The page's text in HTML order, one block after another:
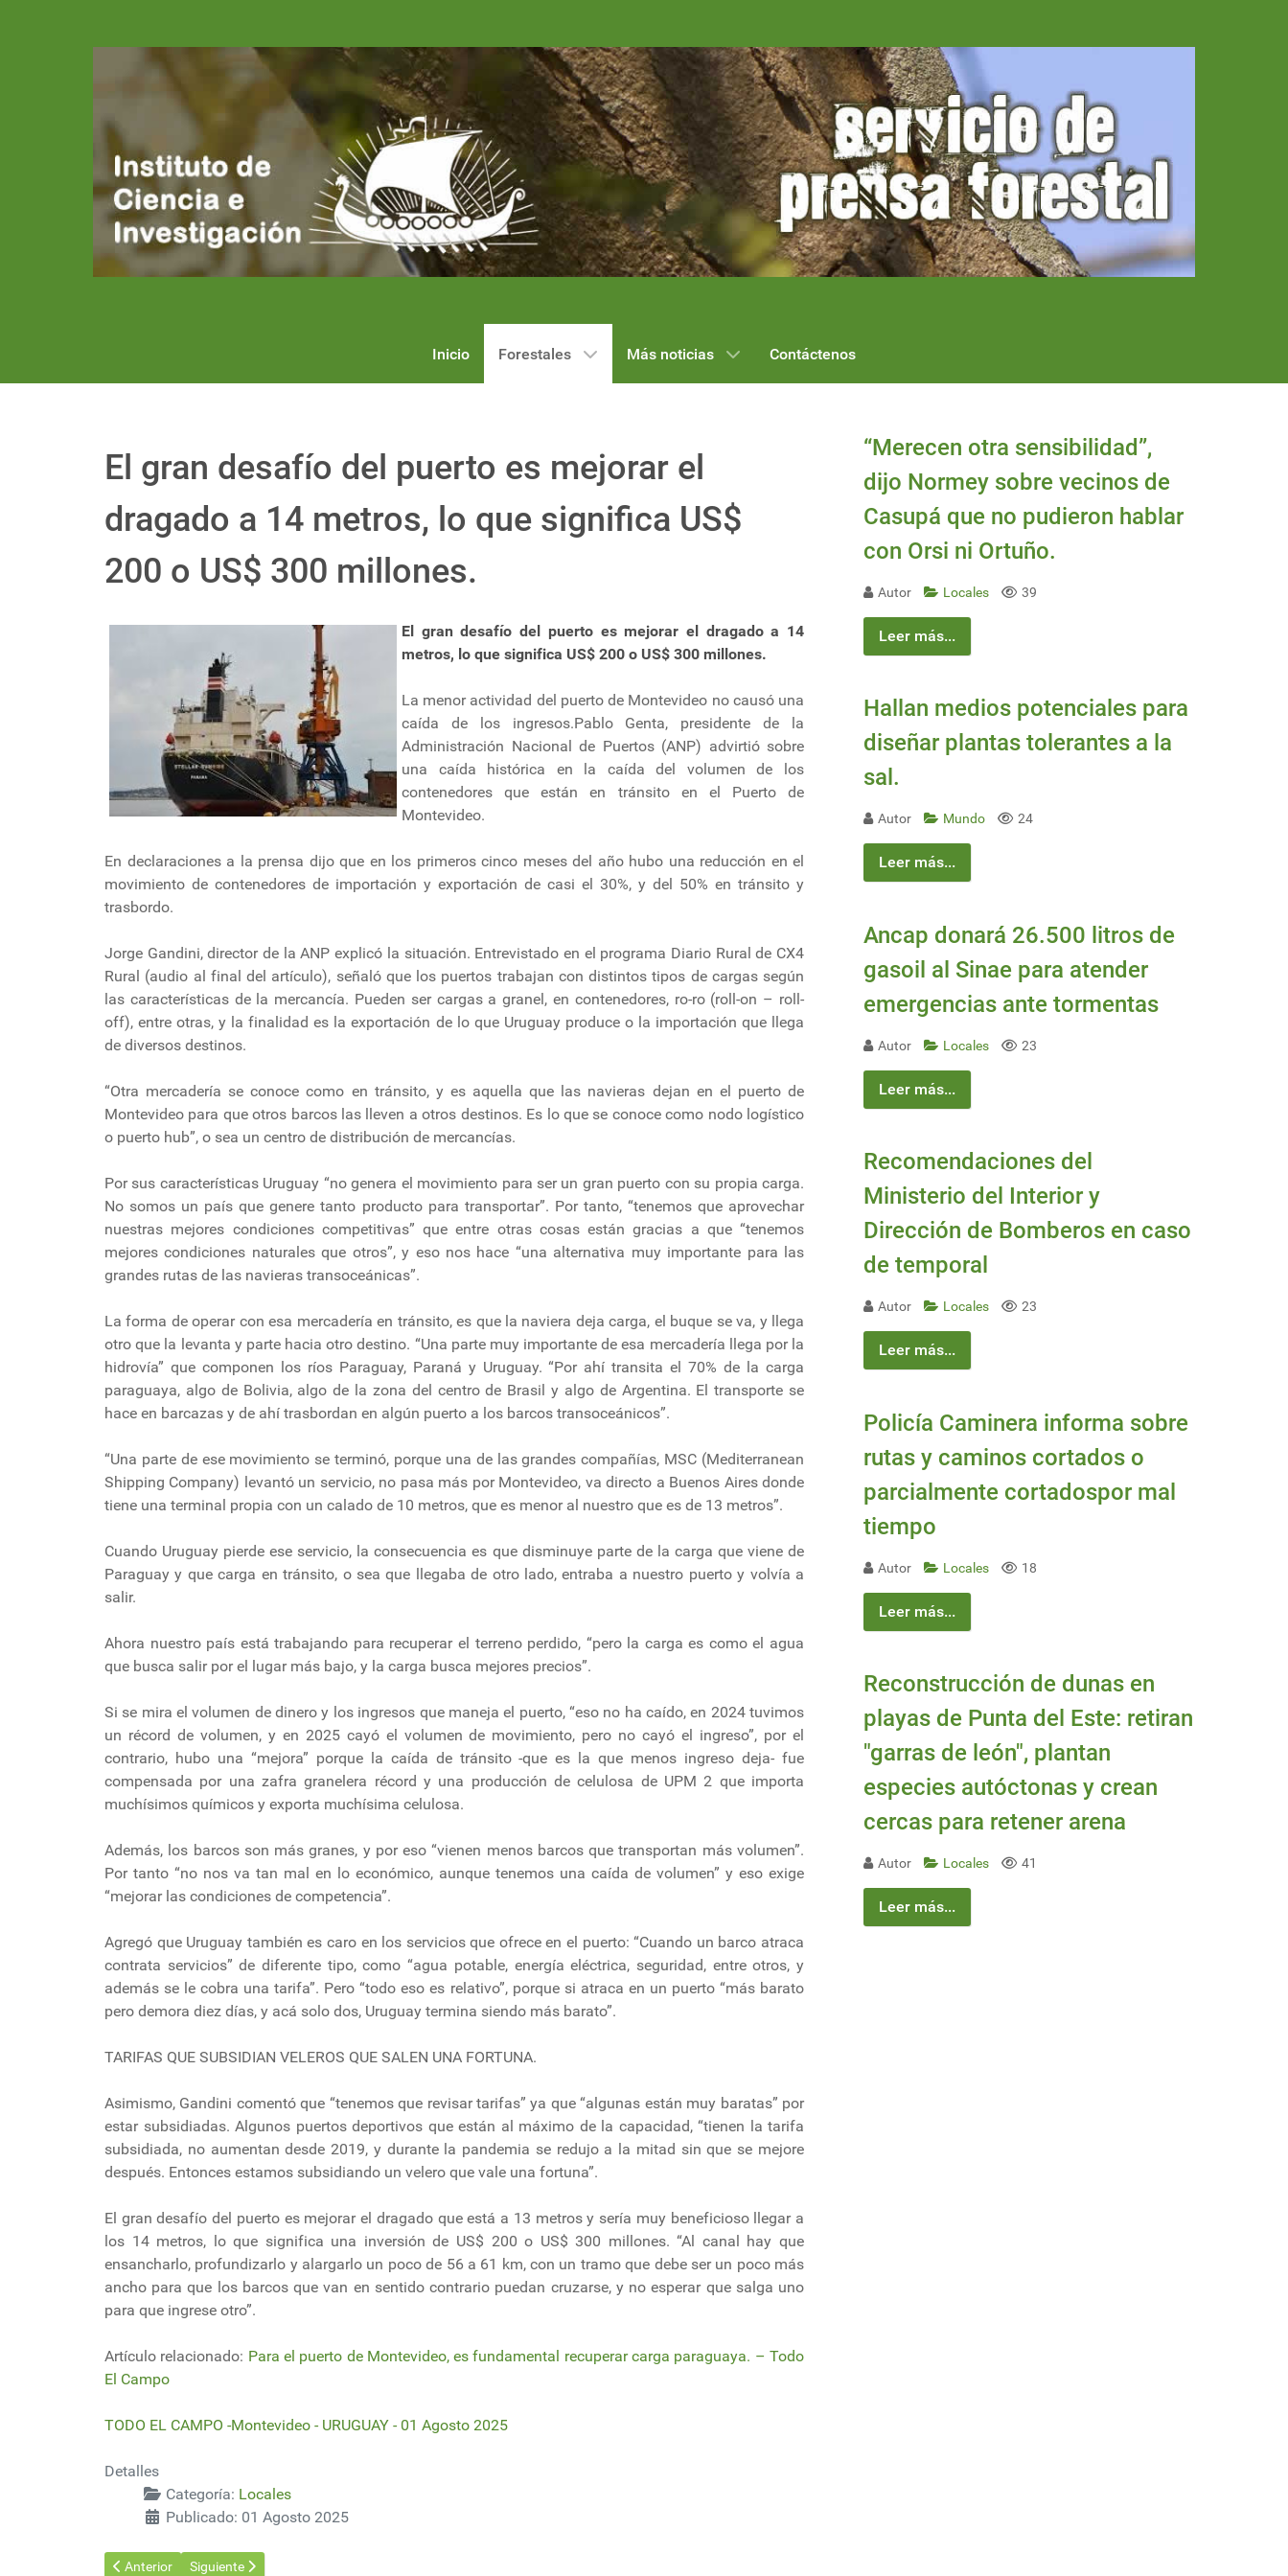
Inicio Forestales Más noticias Contáctenos
El gran desafío del puerto es mejorar el
dragado a 14 metros, lo que significa US$
200 o US$ 300 millones.
El gran desafío del puerto es mejorar el dragado a 14
metros, lo que significa US$ 200 o US$ 300 millones.
La menor actividad del puerto de Montevideo no causó una
caída de los ingresos.Pablo Genta, presidente de la
Administración Nacional de Puertos (ANP) advirtió sobre
una caída histórica en la caída del volumen de los
contenedores que están en tránsito en el Puerto de
Montevideo.
En declaraciones a la prensa dijo que en los primeros cinco meses del año hubo una reducción en el
movimiento de contenedores de importación y exportación de casi el 30%, y del 50% en tránsito y
trasbordo.
Jorge Gandini, director de la ANP explicó la situación. Entrevistado en el programa Diario Rural de CX4
Rural (audio al final del artículo), señaló que los puertos trabajan con distintos tipos de cargas según
las características de la mercancía. Pueden ser cargas a granel, en contenedores, ro-ro (roll-on – roll-
off), entre otras, y la finalidad es la exportación de lo que Uruguay produce o la importación que llega
de diversos destinos.
“Otra mercadería se conoce como en tránsito, y es aquella que las navieras dejan en el puerto de
Montevideo para que otros barcos las lleven a otros destinos. Es lo que se conoce como nodo logístico
o puerto hub”, o sea un centro de distribución de mercancías.
Por sus características Uruguay “no genera el movimiento para ser un gran puerto con su propia carga.
No somos un país que genere tanto producto para transportar”. Por tanto, “tenemos que aprovechar
nuestras mejores condiciones competitivas” que entre otras cosas están gracias a que “tenemos
mejores condiciones naturales que otros”, y eso nos hace “una alternativa muy importante para las
grandes rutas de las navieras transoceánicas”.
La forma de operar con esa mercadería en tránsito, es que la naviera deja carga, el buque se va, y llega
otro que la levanta y parte hacia otro destino. “Una parte muy importante de esa mercadería llega por la
hidrovía” que componen los ríos Paraguay, Paraná y Uruguay. “Por ahí transita el 70% de la carga
paraguaya, algo de Bolivia, algo de la zona del centro de Brasil y algo de Argentina. El transporte se
hace en barcazas y de ahí trasbordan en algún puerto a los barcos transoceánicos”.
“Una parte de ese movimiento se terminó, porque una de las grandes compañías, MSC (Mediterranean
Shipping Company) levantó un servicio, no pasa más por Montevideo, va directo a Buenos Aires donde
tiene una terminal propia con un calado de 10 metros, que es menor al nuestro que es de 13 metros”.
Cuando Uruguay pierde ese servicio, la consecuencia es que disminuye parte de la carga que viene de
Paraguay y que carga en tránsito, o sea que llegaba de otro lado, entraba a nuestro puerto y volvía a
salir.
Ahora nuestro país está trabajando para recuperar el terreno perdido, “pero la carga es como el agua
que busca salir por el lugar más bajo, y la carga busca mejores precios”.
Si se mira el volumen de dinero y los ingresos que maneja el puerto, “eso no ha caído, en 2024 tuvimos
un récord de volumen, y en 2025 cayó el volumen de movimiento, pero no cayó el ingreso”, por el
contrario, hubo una “mejora” porque la caída de tránsito -que es la que menos ingreso deja- fue
compensada por una zafra granelera récord y una producción de celulosa de UPM 2 que importa
muchísimos químicos y exporta muchísima celulosa.
Además, los barcos son más granes, y por eso “vienen menos barcos que transportan más volumen”.
Por tanto “no nos va tan mal en lo económico, aunque tenemos una caída de volumen” y eso exige
“mejorar las condiciones de competencia”.
Agregó que Uruguay también es caro en los servicios que ofrece en el puerto: “Cuando un barco atraca
contrata servicios” de diferente tipo, como “agua potable, energía eléctrica, seguridad, entre otros, y
además se le cobra una tarifa”. Pero “todo eso es relativo”, porque si atraca en un puerto “más barato
pero demora diez días, y acá solo dos, Uruguay termina siendo más barato”.
TARIFAS QUE SUBSIDIAN VELEROS QUE SALEN UNA FORTUNA.
Asimismo, Gandini comentó que “tenemos que revisar tarifas” ya que “algunas están muy baratas” por
estar subsidiadas. Algunos puertos deportivos que están al máximo de la capacidad, “tienen la tarifa
subsidiada, no aumentan desde 2019, y durante la pandemia se redujo a la mitad sin que se mejore
después. Entonces estamos subsidiando un velero que vale una fortuna”.
El gran desafío del puerto es mejorar el dragado que está a 13 metros y sería muy beneficioso llegar a
los 14 metros, lo que significa una inversión de US$ 200 o US$ 300 millones. “Al canal hay que
ensancharlo, profundizarlo y alargarlo un poco de 56 a 61 km, con un tramo que debe ser un poco más
ancho para que los barcos que van en sentido contrario puedan cruzarse, y no esperar que salga uno
para que ingrese otro”.
Artículo relacionado: Para el puerto de Montevideo, es fundamental recuperar carga paraguaya. – Todo
El Campo
TODO EL CAMPO -Montevideo - URUGUAY - 01 Agosto 2025
Detalles
Categoría: Locales
Publicado: 01 Agosto 2025
Artículo anterior: HIF presentó en charla abierta avances del proyecto de hidrógeno verde en Paysandú
Anterior Artículo siguiente: Uruguay busca ofrecer mayor competitividad a barcazas paraguayas.
Siguiente
“Merecen otra sensibilidad”,
dijo Normey sobre vecinos de
Casupá que no pudieron hablar
con Orsi ni Ortuño.
Autor Locales 39
Leer más...
Hallan medios potenciales para
diseñar plantas tolerantes a la
sal.
Autor Mundo 24
Leer más...
Ancap donará 26.500 litros de
gasoil al Sinae para atender
emergencias ante tormentas
Autor Locales 23
Leer más...
Recomendaciones del
Ministerio del Interior y
Dirección de Bomberos en caso
de temporal
Autor Locales 23
Leer más...
Policía Caminera informa sobre
rutas y caminos cortados o
parcialmente cortadospor mal
tiempo
Autor Locales 18
Leer más...
Reconstrucción de dunas en
playas de Punta del Este: retiran
"garras de león", plantan
especies autóctonas y crean
cercas para retener arena
Autor Locales 41
Leer más...